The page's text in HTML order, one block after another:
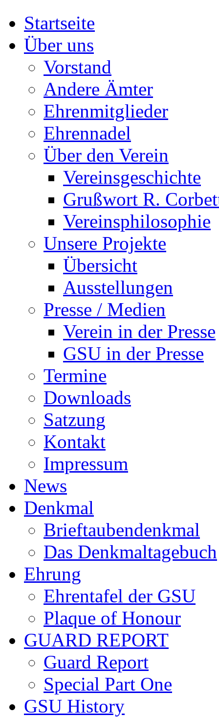
Startseite
Über uns
Vorstand
Andere Ämter
Ehrenmitglieder
Ehrennadel
Über den Verein
Vereinsgeschichte
Grußwort R.
Vereinsphilosophie
Unsere Projekte
Übersicht
Ausstellungen
Presse / Medien
Verein in der Presse
GSU in der Presse
Termine
Downloads
Satzung
Kontakt
Impressum
News
Denkmal
Brieftaubendenkmal
Das Denkmaltagebuch
Ehrung
Ehrentafel der GSU
Plaque of Honour
GUARD REPORT
Guard Report
Special Part One
GSU History